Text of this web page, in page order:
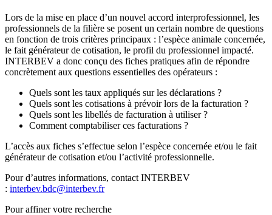
Lors de la mise en place d’un nouvel accord interprofessionnel, les
professionnels de la filière se posent un certain nombre de questions
en fonction de trois critères principaux : l’espèce animale concernée,
le fait générateur de cotisation, le profil du professionnel impacté.
INTERBEV a donc conçu des fiches pratiques afin de répondre
concrètement aux questions essentielles des opérateurs :
Quels sont les taux appliqués sur les déclarations ?
Quels sont les cotisations à prévoir lors de la facturation ?
Quels sont les libellés de facturation à utiliser ?
Comment comptabiliser ces facturations ?
L’accès aux fiches s’effectue selon l’espèce concernée et/ou le fait
générateur de cotisation et/ou l’activité professionnelle.
Pour d’autres informations, contact INTERBEV
: interbev.bdc@interbev.fr
Pour affiner votre recherche